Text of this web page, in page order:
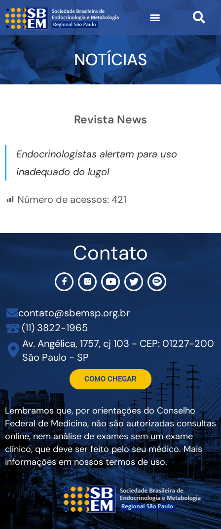
NOTÍCIAS
Revista News
Endocrinologistas alertam para uso
inadequado do lugol
Número de acessos: 421
Contato
contato@sbemsp.org.br
(11) 3822-1965
Av. Angélica, 1757, cj 103 - CEP: 01227-200
São Paulo - SP
COMO CHEGAR
Lembramos que, por orientações do Conselho
Federal de Medicina, não são autorizadas consultas
online, nem análise de exames sem um exame
clínico, que deve ser feito pelo seu médico. Mais
informações em nossos termos de uso.